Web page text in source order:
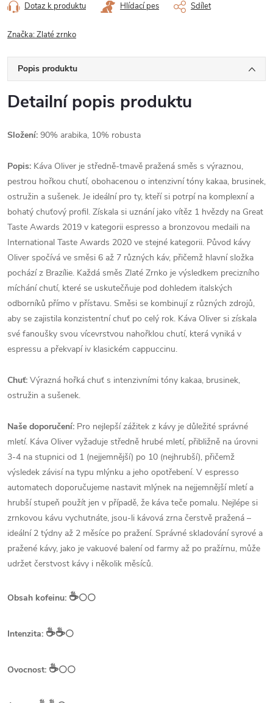
Dotaz k produktu Hlídací pes Sdílet
Značka:Zlaté zrnko
Popis produktu
Detailní popis produktu
Složení: 90% arabika, 10% robusta
Popis: Káva Oliver je středně-tmavě pražená směs s výraznou,
pestrou hořkou chutí, obohacenou o intenzivní tóny kakaa, brusinek,
ostružin a sušenek. Je ideální pro ty, kteří si potrpí na komplexní a
bohatý chuťový profil. Získala si uznání jako vítěz 1 hvězdy na Great
Taste Awards 2019 v kategorii espresso a bronzovou medaili na
International Taste Awards 2020 ve stejné kategorii. Původ kávy
Oliver spočívá ve směsi 6 až 7 různých káv, přičemž hlavní složka
pochází z Brazílie. Každá směs Zlaté Zrnko je výsledkem precizního
míchání chutí, které se uskutečňuje pod dohledem italských
odborníků přímo v přístavu. Směsi se kombinují z různých zdrojů,
aby se zajistila konzistentní chuť po celý rok. Káva Oliver si získala
své fanoušky svou vícevrstvou nahořklou chutí, která vyniká v
espressu a překvapí iv klasickém cappuccinu.
Chuť: Výrazná hořká chuť s intenzivními tóny kakaa, brusinek,
ostružin a sušenek.
Naše doporučení: Pro nejlepší zážitek z kávy je důležité správné
mletí. Káva Oliver vyžaduje středně hrubé mletí, přibližně na úrovni
3-4 na stupnici od 1 (nejjemnější) po 10 (nejhrubší), přičemž
výsledek závisí na typu mlýnku a jeho opotřebení. V espresso
automatech doporučujeme nastavit mlýnek na nejjemnější mletí a
hrubší stupeň použít jen v případě, že káva teče pomalu. Nejlépe si
zrnkovou kávu vychutnáte, jsou-li kávová zrna čerstvě pražená –
ideální 2 týdny až 2 měsíce po pražení. Správné skladování syrové a
pražené kávy, jako je vakuové balení od farmy až po pražírnu, může
udržet čerstvost kávy i několik měsíců.
Obsah kofeinu: ☕️⚪⚪
Intenzita: ☕️☕️⚪
Ovocnost: ☕️⚪⚪